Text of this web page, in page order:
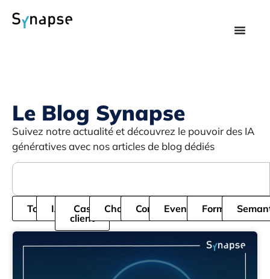
Le Blog Synapse
Suivez notre actualité et découvrez le pouvoir des IA
génératives avec nos articles de blog dédiés
Tous IA
Cas
client
ChatbotCordialEvenementFormation